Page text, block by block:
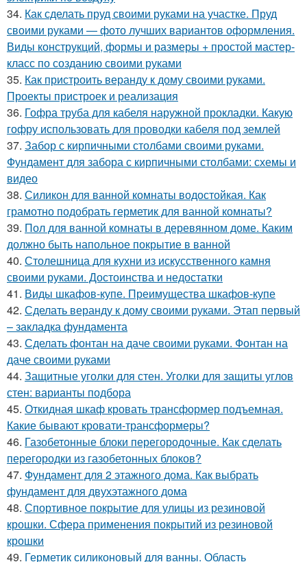
34. Как сделать пруд своими руками на участке. Пруд
своими руками — фото лучших вариантов оформления.
Виды конструкций, формы и размеры + простой мастер-
класс по созданию своими руками
35. Как пристроить веранду к дому своими руками.
Проекты пристроек и реализация
36. Гофра труба для кабеля наружной прокладки. Какую
гофру использовать для проводки кабеля под землей
37. Забор с кирпичными столбами своими руками.
Фундамент для забора с кирпичными столбами: схемы и
видео
38. Силикон для ванной комнаты водостойкая. Как
грамотно подобрать герметик для ванной комнаты?
39. Пол для ванной комнаты в деревянном доме. Каким
должно быть напольное покрытие в ванной
40. Столешница для кухни из искусственного камня
своими руками. Достоинства и недостатки
41. Виды шкафов-купе. Преимущества шкафов-купе
42. Сделать веранду к дому своими руками. Этап первый
– закладка фундамента
43. Сделать фонтан на даче своими руками. Фонтан на
даче своими руками
44. Защитные уголки для стен. Уголки для защиты углов
стен: варианты подбора
45. Откидная шкаф кровать трансформер подъемная.
Какие бывают кровати-трансформеры?
46. Газобетонные блоки перегородочные. Как сделать
перегородки из газобетонных блоков?
47. Фундамент для 2 этажного дома. Как выбрать
фундамент для двухэтажного дома
48. Спортивное покрытие для улицы из резиновой
крошки. Сфера применения покрытий из резиновой
крошки
49. Герметик силиконовый для ванны. Область